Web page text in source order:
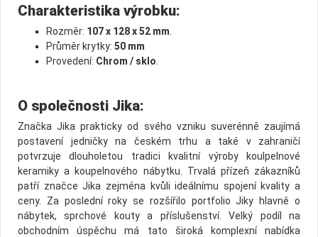
Charakteristika výrobku:
Rozměr: 107 x 128 x 52 mm
Průměr krytky: 50 mm
Provedení: Chrom / sklo
O společnosti Jika:
Značka Jika prakticky od svého vzniku suverénně zaujímá
postavení jedničky na českém trhu a také v zahraničí
potvrzuje dlouholetou tradici kvalitní výroby koulpelnové
keramiky a koupelnového nábytku. Trvalá přízeň zákazníků
patří značce Jika zejména kvůli ideálnímu spojení kvality a
ceny. Za poslední roky se rozšířilo portfolio Jiky hlavně o
nábytek, sprchové kouty a příslušenství. Velký podíl na
obchodním úspěchu má tato široká komplexní nabídka